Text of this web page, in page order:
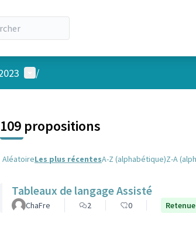
Menu utilisateur
/
109 propositions
AléatoireLes plus récentesA-Z (alphabétique)Z-A
Tableaux de langage Assisté
ChaFre 2 0